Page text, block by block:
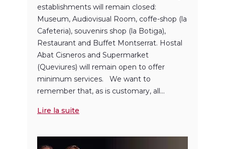
establishments will remain closed:
Museum, Audiovisual Room, coffe-shop (la
Cafeteria), souvenirs shop (la Botiga),
Restaurant and Buffet Montserrat. Hostal
Abat Cisneros and Supermarket
(Queviures) will remain open to offer
minimum services. We want to
remember that, as is customary, all...
Lire la suite